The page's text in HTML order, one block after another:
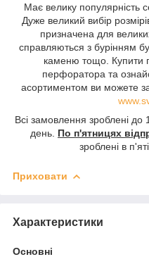
Має велику популярність
Дуже великий вибір
призначена для
справляються з бурінням
каменю тощо. Купити
перфоратора та
асортиментом ви можете
Всі замовлення зроблені
день. По п'ятницях
зроблені в
Приховати
Характеристики
Основні